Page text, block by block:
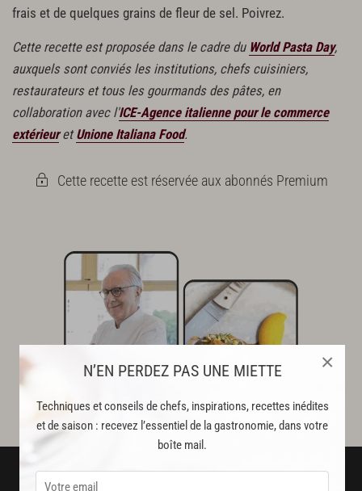
N’EN PERDEZ PAS UNE MIETTE
Techniques et conseils de chefs, inspirations, recettes inédites
et de saison : recevez l’essentiel de la gastronomie, dans votre
boîte mail.
×
frais et de quelques grains de fleur de sel. Poivrez.
Cette recette est proposée dans le cadre du World Pasta Day,
auxquels sont conviés les institutions, chefs cuisiniers,
restaurateurs et tous les gourmands des pâtes, en
collaboration avec l'ICE-Agence italienne pour le commerce
extérieuretUnione Italiana Food.
Cette recette est réservée aux abonnés Premium